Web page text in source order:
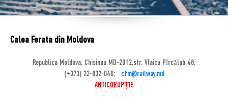
Calea Ferata din Moldova
Republica Moldova, Chisinau MD-2012,str. Vlaicu Pîrcălab 48;
(+373) 22-832-040;
cfm@railway.md
ANTICORUPȚIE